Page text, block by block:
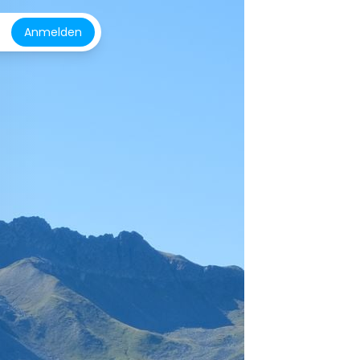
Anmelden